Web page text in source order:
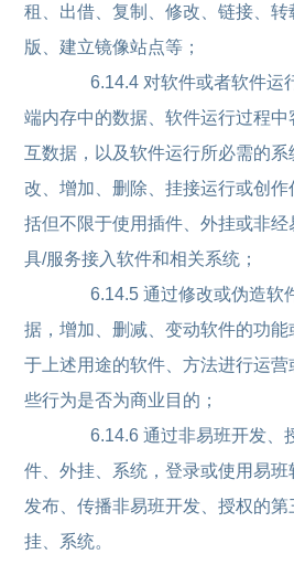
租、出借、复制、修改、链接、转
版、建立镜像站点等；
6.14.4 对软件或者软件运
端内存中的数据、软件运行过程
互数据，以及软件运行所必需的
改、增加、删除、挂接运行或创
括但不限于使用插件、外挂或非经
具/服务接入软件和相关系统；
6.14.5 通过修改或伪造软
据，增加、删减、变动软件的功能
于上述用途的软件、方法进行运
些行为是否为商业目的；
6.14.6 通过非易班开发、
件、外挂、系统，登录或使用易班
发布、传播非易班开发、授权的
挂、系统。